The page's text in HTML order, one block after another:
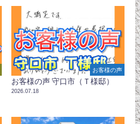
お客様の声
お客様の声 守口市（Ｔ様邸）
2026.07.18